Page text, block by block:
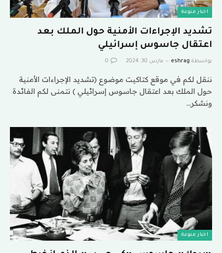
اخبار منوعة
تشديد الإجراءات الأمنية حول الملك بعد
اعتقال جاسوس إسرائيلي
بواسطة eshrag مارس 30, 2024 0
ننقل لكم في موقع كتاكيت موضوع (تشديد الإجراءات الأمنية
حول الملك بعد اعتقال جاسوس إسرائيلي ) نتمنى لكم الفائدة
ونشكر…
اخبار منوعة